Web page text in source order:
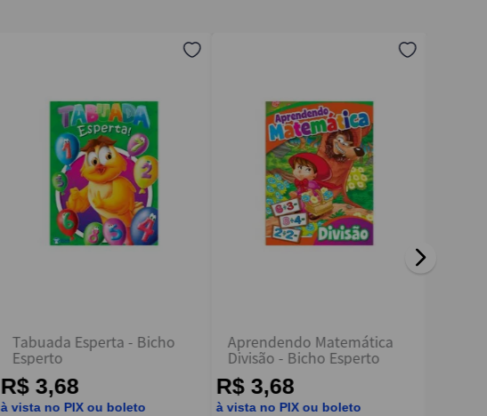
Tabuada Esperta - Bicho
Esperto
R$ 3,68
à vista no PIX ou boleto
Aprendendo Matemática
Divisão - Bicho Esperto
R$ 3,68
à vista no PIX ou boleto